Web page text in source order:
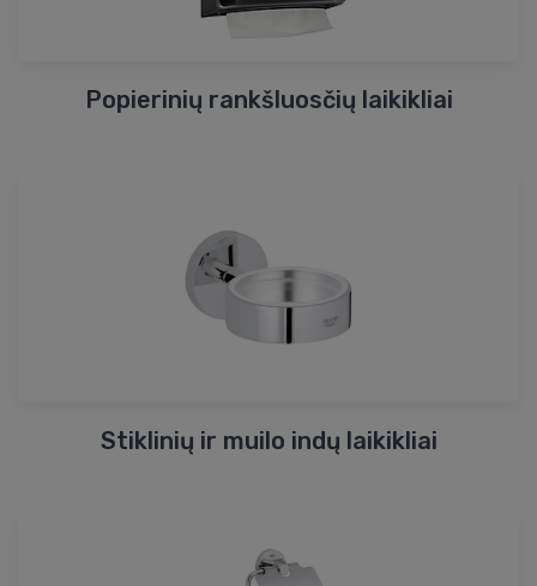
Popierinių rankšluosčių laikikliai
Stiklinių ir muilo indų laikikliai